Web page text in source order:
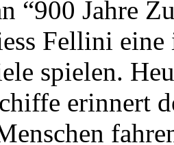
“900 Jahre
Fellini
spielen.
erinnert